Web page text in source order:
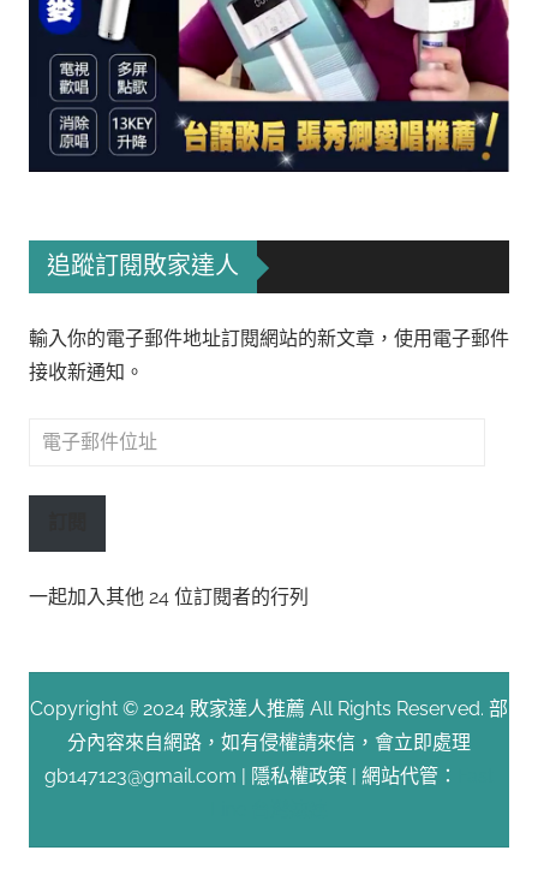
追蹤訂閱敗家達人
輸入你的電子郵件地址訂閱網站的新文章，使用電子郵件
接收新通知。
電
郵
址
一起加入其他 24 位訂閱者的行列
Copyright © 2024 敗家達人推薦 All Rights Reserved. 部
分內容來自網路，如有侵權請來信，會立即處理
gb147123@gmail.com | 隱私權政策 | 網站代管：